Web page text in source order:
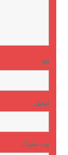
نام
ایمیل
وب‌ سایت